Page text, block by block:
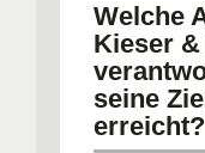
Welche
Kieser
seine
erreicht?